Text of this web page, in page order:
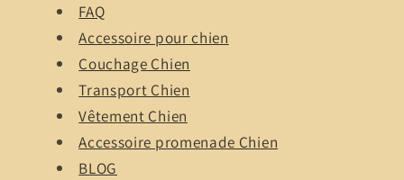
FAQ
Accessoire pour chien
Couchage Chien
Transport Chien
Vêtement Chien
Accessoire promenade Chien
BLOG